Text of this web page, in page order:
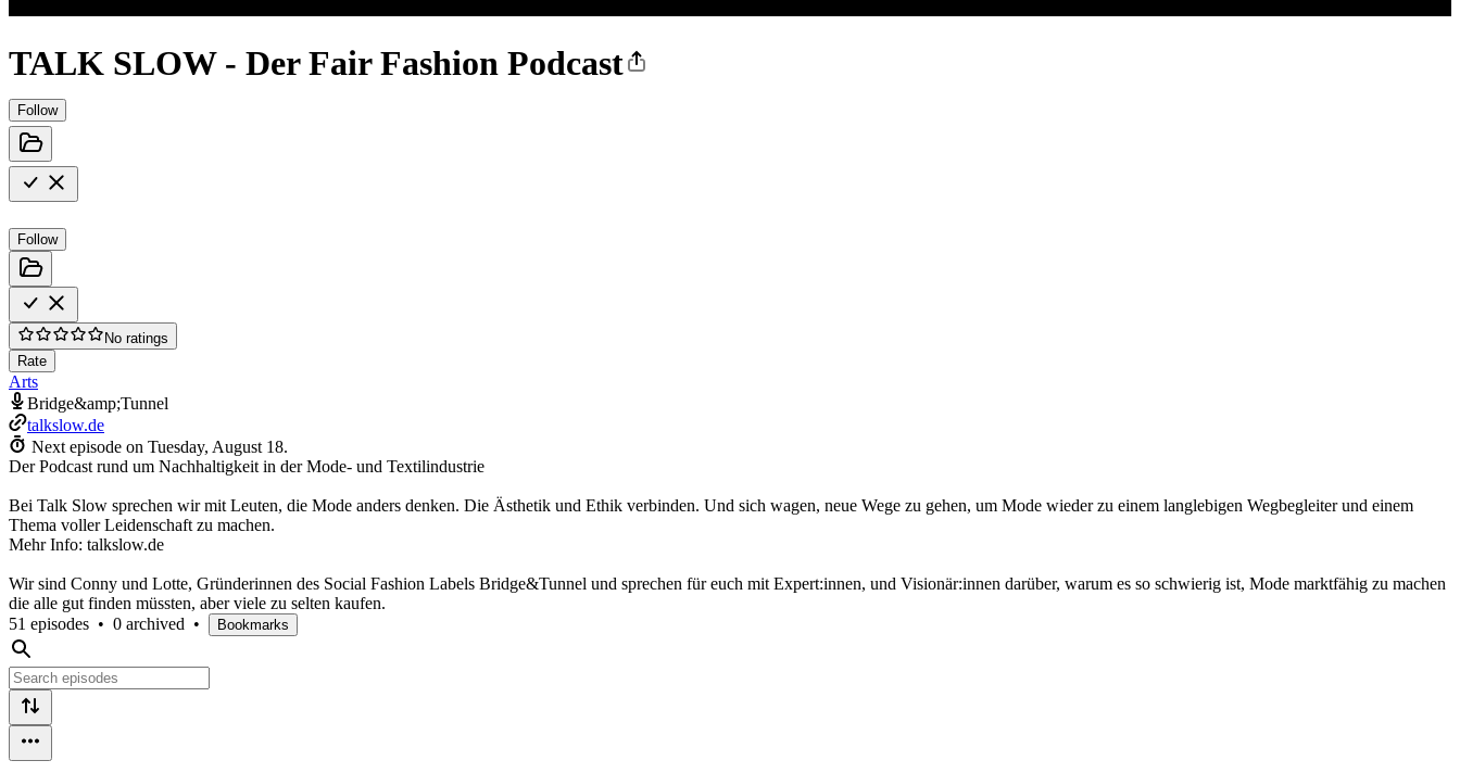
TALK SLOW - Der Fair Fashion Podcast
Follow
Follow
No ratings
Rate
Arts
Bridge&amp;Tunnel
talkslow.de
Next episode on Tuesday, August 18.
Der Podcast rund um Nachhaltigkeit in der Mode- und Textilindustrie
Bei Talk Slow sprechen wir mit Leuten, die Mode anders denken. Die Ästhetik und Ethik verbinden. Und sich wagen, neue Wege zu gehen, um Mode wieder zu einem langlebigen Wegbegleiter und einem
Thema voller Leidenschaft zu machen.
Mehr Info: talkslow.de
Wir sind Conny und Lotte, Gründerinnen des Social Fashion Labels Bridge&Tunnel und sprechen für euch mit Expert:innen, und Visionär:innen darüber, warum es so schwierig ist, Mode marktfähig zu machen
die alle gut finden müssten, aber viele zu selten kaufen.
51 episodes • 0 archived • Bookmarks